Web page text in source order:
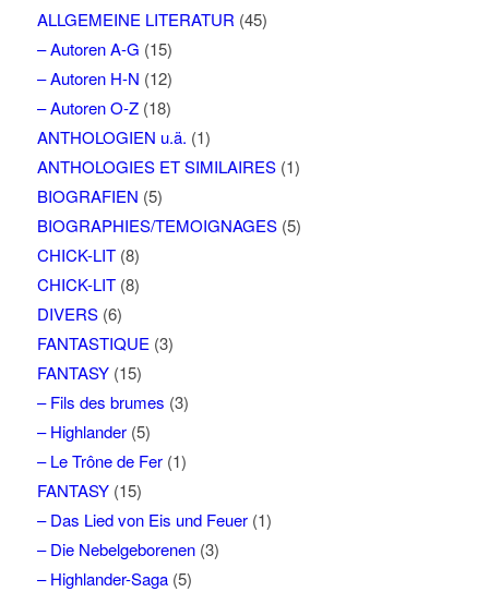
ALLGEMEINE LITERATUR (45)
– Autoren A-G (15)
– Autoren H-N (12)
– Autoren O-Z(18)
ANTHOLOGIEN u.ä. (1)
ANTHOLOGIES ET SIMILAIRES(1)
BIOGRAFIEN (5)
BIOGRAPHIES/TEMOIGNAGES(5)
CHICK-LIT(8)
CHICK-LIT(8)
DIVERS(6)
FANTASTIQUE(3)
FANTASY(15)
– Fils des brumes (3)
– Highlander(5)
– Le Trône de Fer(1)
FANTASY(15)
– Das Lied von Eis und Feuer(1)
– Die Nebelgeborenen(3)
– Highlander-Saga(5)